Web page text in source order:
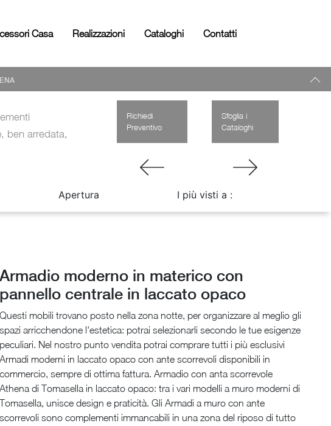
Casa Realizzazioni Cataloghi Contatti
ben arredata,
Richiedi
Preventivo
Sfoglia i
Cataloghi
Apertura I più visti a :
Armadio moderno in materico con
pannello centrale in laccato opaco
Questi mobili trovano posto nella zona notte, per organizzare al meglio gli
spazi arricchendone l'estetica: potrai selezionarli secondo le tue esigenze
peculiari. Nel nostro punto vendita potrai comprare tutti i più esclusivi
Armadi moderni in laccato opaco con ante scorrevoli disponibili in
commercio, sempre di ottima fattura. Armadio con anta scorrevole
Athena di Tomasella in laccato opaco: tra i vari modelli a muro moderni di
Tomasella, unisce design e praticità. Gli Armadi a muro con ante
scorrevoli sono complementi immancabili in una zona del riposo di tutto